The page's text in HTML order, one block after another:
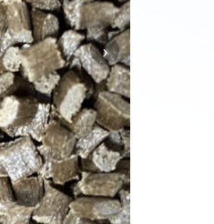
›